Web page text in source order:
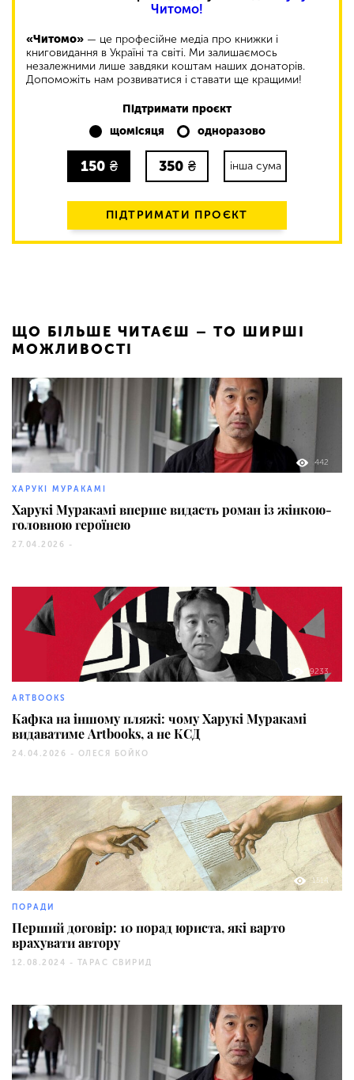
Читомо!
«Читомо» — це професійне медіа про книжки і
книговидання в Україні та світі. Ми залишаємось
незалежними лише завдяки коштам наших донаторів.
Допоможіть нам розвиватися і ставати ще кращими!
Підтримати проєкт
щомісяця
одноразово
150 ₴ 350 ₴ інша сума
ПІДТРИМАТИ ПРОЄКТ
ЩО БІЛЬШЕ ЧИТАЄШ – ТО ШИРШІ
МОЖЛИВОСТІ
442
ХАРУКІ МУРАКАМІ
Харукі Муракамі вперше видасть роман із жінкою-
головною героїнею
27.04.2026 -
9233
ARTBOOKS
Кафка на іншому пляжі: чому Харукі Муракамі
видаватиме Artbooks, а не КСД
24.04.2026 - ОЛЕСЯ БОЙКО
1514
ПОРАДИ
Перший договір: 10 порад юриста, які варто
врахувати автору
12.08.2024 - ТАРАС СВИРИД